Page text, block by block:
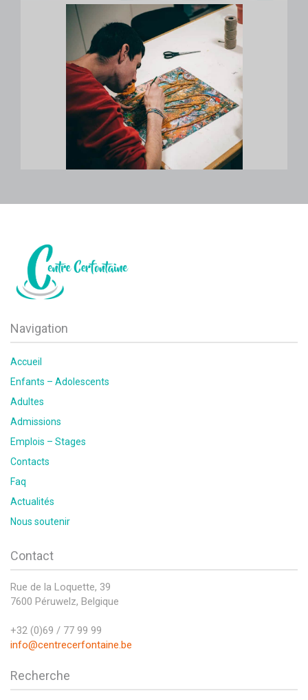
Navigation
Accueil
Enfants – Adolescents
Adultes
Admissions
Emplois – Stages
Contacts
Faq
Actualités
Nous soutenir
Contact
Rue de la Loquette, 39
7600 Péruwelz, Belgique
+32 (0)69 / 77 99 99
info@centrecerfontaine.be
Recherche